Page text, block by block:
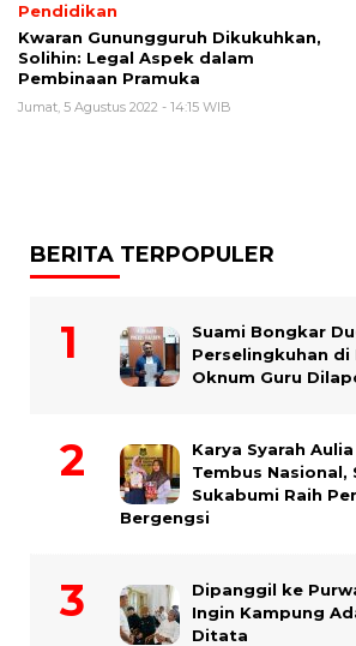
Pendidikan
Kwaran Gunungguruh Dikukuhkan,
Solihin: Legal Aspek dalam
Pembinaan Pramuka
Jumat, 5 Agustus 2022 - 14:15 WIB
BERITA TERPOPULER
Suami Bongkar
Perselingkuhan di
Oknum Guru
Karya Syarah
Tembus Nasional,
Sukabumi Raih
Bergengsi
Dipanggil ke
Ingin Kampung
Ditata